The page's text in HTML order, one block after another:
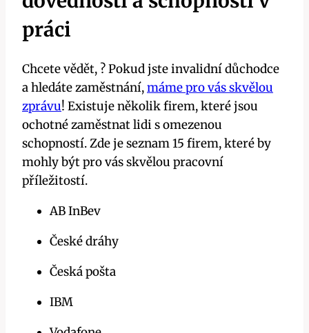
práci
Chcete vědět, ? Pokud jste invalidní důchodce
a hledáte zaměstnání,máme pro vás skvělou
zprávu! Existuje několik firem, které jsou
ochotné zaměstnat lidi s omezenou
schopností. Zde je seznam 15 firem, které by
mohly být pro vás skvělou pracovní
příležitostí.
AB InBev
České dráhy
Česká pošta
IBM